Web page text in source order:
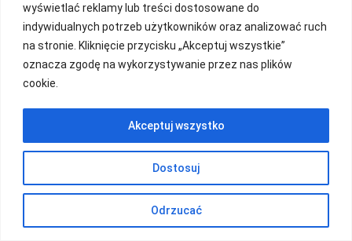
wyświetlać reklamy lub treści dostosowane do
indywidualnych potrzeb użytkowników oraz analizować ruch
na stronie. Kliknięcie przycisku „Akceptuj wszystkie”
oznacza zgodę na wykorzystywanie przez nas plików
cookie.
Dostosuj
Odrzucać
Akceptuj wszystko
FUNDACJA KOLOROWO